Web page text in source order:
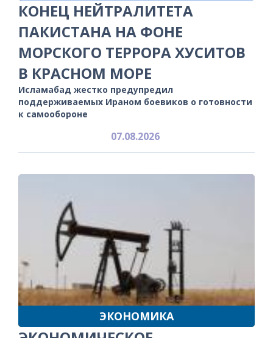
КОНЕЦ НЕЙТРАЛИТЕТА
ПАКИСТАНА НА ФОНЕ
МОРСКОГО ТЕРРОРА ХУСИТОВ
В КРАСНОМ МОРЕ
Исламабад жестко предупредил
поддерживаемых Ираном боевиков о готовности
к самообороне
07.08.2026
ЭКОНОМИКА